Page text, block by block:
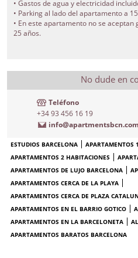
• Gastos de agua y electricidad
• Parking al lado del apartamento a
• En este apartamento no se
25 años.
No dude en
Teléfono
+34 93 456 16 19
info@apartmentsbcn.com
ESTUDIOS BARCELONA
APARTAMENTOS
APARTAMENTOS 2 HABITACIONES
APARTAMENTOS DE LUJO BARCELONA
APARTAMENTOS CERCA DE LA PLAYA
APARTAMENTOS CERCA DE PLAZA
APARTAMENTOS EN EL BARRIO GOTICO
APARTAMENTOS EN LA BARCELONETA
APARTAMENTOS BARATOS BARCELONA